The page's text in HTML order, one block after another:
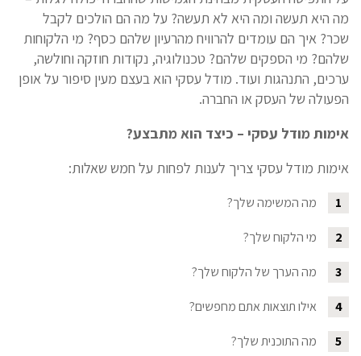
מה היא תעשה ומה היא לא תעשה? על מה הם הולכים לקבל
שכר? איך הם עומדים להרוויח מהרעיון שלהם כסף? מי הלקוחות
שלהם? מי הספקים שלהם? טכנולוגיה, נקודות חוזקה וחולשה,
ערכים, התנהגות ועוד. מודל עסקי הוא בעצם מעין סיפור על אופן
הפעולה של העסק או החברה.
אימות מודל עסקי – כיצד הוא מתבצע?
אימות מודל עסקי צריך לענות לפחות על חמש שאלות:
1 מה המשימה שלך?
2 מי הלקוח שלך?
3 מה הערך של הלקוח שלך?
4 אילו תוצאות אתם מחפשים?
5 מה התוכנית שלך?